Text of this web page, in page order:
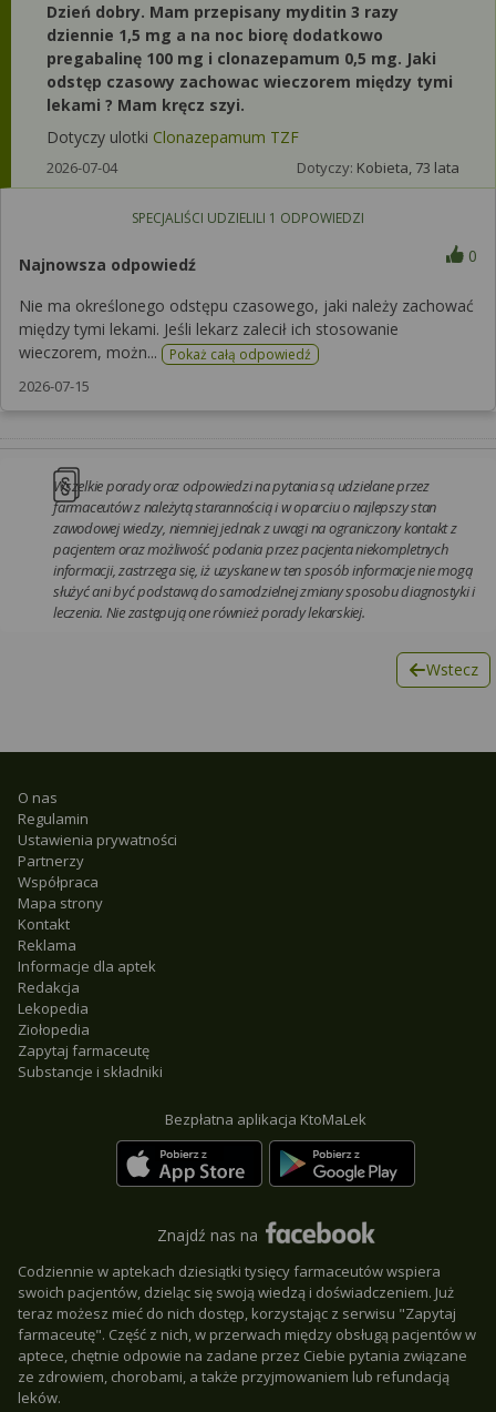
Dzień dobry. Mam przepisany myditin 3 razy
dziennie 1,5 mg a na noc biorę dodatkowo
pregabalinę 100 mg i clonazepamum 0,5 mg. Jaki
odstęp czasowy zachowac wieczorem między tymi
lekami ? Mam kręcz szyi.
Dotyczy ulotki Clonazepamum TZF
2026-07-04 Dotyczy: Kobieta, 73 lata
SPECJALIŚCI UDZIELILI 1 ODPOWIEDZI
Najnowsza odpowiedź 0
Nie ma określonego odstępu czasowego, jaki należy zachować
między tymi lekami. Jeśli lekarz zalecił ich stosowanie
wieczorem, możn...
Pokaż całą odpowiedź
2026-07-15
Wszelkie porady oraz odpowiedzi na pytania są udzielane przez
farmaceutów z należytą starannością i w oparciu o najlepszy stan
zawodowej wiedzy, niemniej jednak z uwagi na ograniczony kontakt z
pacjentem oraz możliwość podania przez pacjenta niekompletnych
informacji, zastrzega się, iż uzyskane w ten sposób informacje nie mogą
służyć ani być podstawą do samodzielnej zmiany sposobu diagnostyki i
leczenia. Nie zastępują one również porady lekarskiej.
Wstecz
O nas
Regulamin
Ustawienia prywatności
Partnerzy
Współpraca
Mapa strony
Kontakt
Reklama
Informacje dla aptek
Redakcja
Lekopedia
Ziołopedia
Zapytaj farmaceutę
Substancje i składniki
Bezpłatna aplikacja KtoMaLek
Znajdź nas na
Codziennie w aptekach dziesiątki tysięcy farmaceutów wspiera
swoich pacjentów, dzieląc się swoją wiedzą i doświadczeniem. Już
teraz możesz mieć do nich dostęp, korzystając z serwisu "Zapytaj
farmaceutę". Część z nich, w przerwach między obsługą pacjentów w
aptece, chętnie odpowie na zadane przez Ciebie pytania związane
ze zdrowiem, chorobami, a także przyjmowaniem lub refundacją
leków.